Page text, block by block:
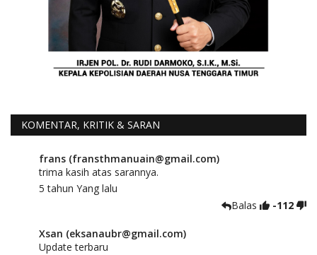
KOMENTAR, KRITIK & SARAN
frans (fransthmanuain@gmail.com)
trima kasih atas sarannya.
5 tahun Yang lalu
Balas
-112
Xsan (eksanaubr@gmail.com)
Update terbaru